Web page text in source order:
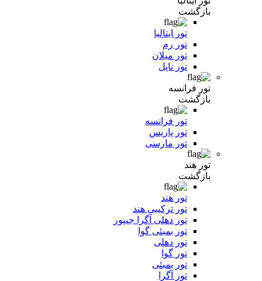
بازگشت
تور ایتالیا
تور رم
تور میلان
تور ناپل
تور فرانسه
بازگشت
تور فرانسه
تور پاریس
تور مارسی
تور هند
بازگشت
تور هند
تور ترکیبی هند
تور دهلی آگرا جیپور
تور بمبئی گوا
تور دهلی
تور گوا
تور بمبئی
تور آگرا